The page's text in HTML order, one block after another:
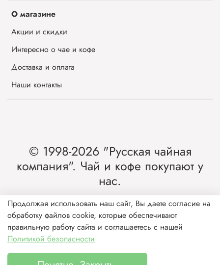
О магазине
Акции и скидки
Интересно о чае и кофе
Доставка и оплата
Наши контакты
© 1998-2026 "Русская чайная
компания". Чай и кофе покупают у
нас.
Интернет-магазин чая и кофе от лидера
рынка России.
Продолжая использовать наш сайт, Вы даете согласие на
обработку файлов cookie, которые обеспечивают
правильную работу сайта и соглашаетесь с нашей
Политикой безопасности